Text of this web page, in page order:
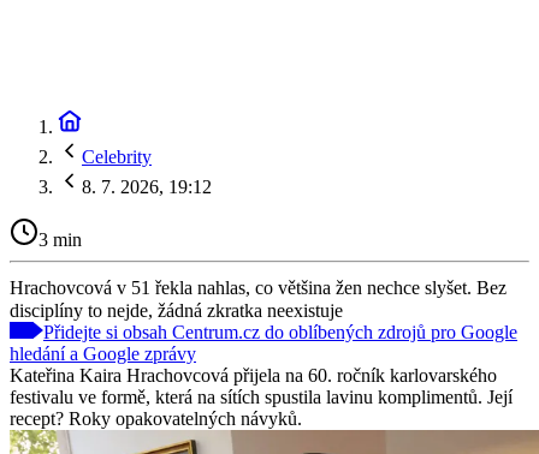
Celebrity
8. 7. 2026, 19:12
3 min
Hrachovcová v 51 řekla nahlas, co většina žen nechce slyšet. Bez
disciplíny to nejde, žádná zkratka neexistuje
Přidejte si obsah Centrum.cz do oblíbených zdrojů pro Google
hledání a Google zprávy
Kateřina Kaira Hrachovcová přijela na 60. ročník karlovarského
festivalu ve formě, která na sítích spustila lavinu komplimentů. Její
recept? Roky opakovatelných návyků.